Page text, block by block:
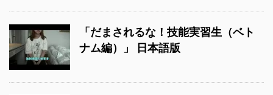
「だまされるな！技能実習生（ベト
ナム編）」 日本語版